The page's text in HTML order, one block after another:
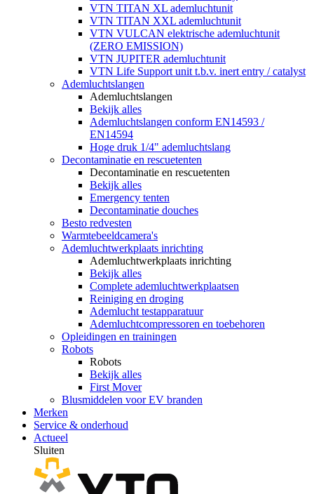
VTN TITAN XL ademluchtunit
VTN TITAN XXL ademluchtunit
VTN VULCAN elektrische ademluchtunit
(ZERO EMISSION)
VTN JUPITER ademluchtunit
VTN Life Support unit t.b.v. inert entry / catalyst
Ademluchtslangen
Ademluchtslangen
Bekijk alles
Ademluchtslangen conform EN14593 /
EN14594
Hoge druk 1/4" ademluchtslang
Decontaminatie en rescuetenten
Decontaminatie en rescuetenten
Bekijk alles
Emergency tenten
Decontaminatie douches
Besto redvesten
Warmtebeeldcamera's
Ademluchtwerkplaats inrichting
Ademluchtwerkplaats inrichting
Bekijk alles
Complete ademluchtwerkplaatsen
Reiniging en droging
Ademlucht testapparatuur
Ademluchtcompressoren en toebehoren
Opleidingen en trainingen
Robots
Robots
Bekijk alles
First Mover
Blusmiddelen voor EV branden
Merken
Service & onderhoud
Actueel
Sluiten